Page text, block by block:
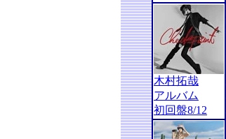
木村拓哉
アルバム
初回盤8/12